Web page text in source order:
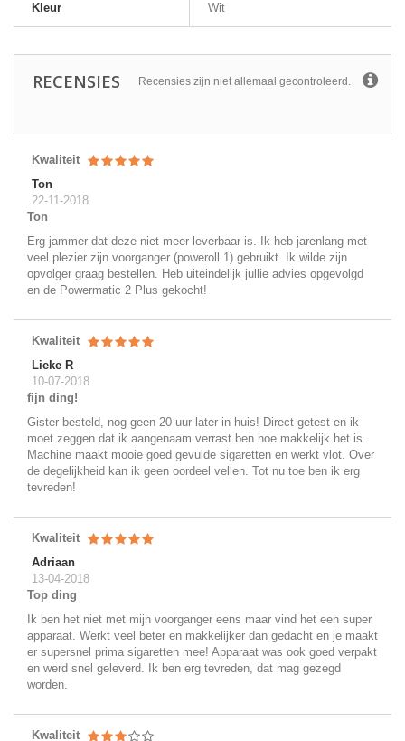
Kleur Wit
RECENSIES Recensies zijn niet allemaal gecontroleerd.
Kwaliteit
Ton
22-11-2018
Ton
Erg jammer dat deze niet meer leverbaar is. Ik heb jarenlang met
veel plezier zijn voorganger (poweroll 1) gebruikt. Ik wilde zijn
opvolger graag bestellen. Heb uiteindelijk jullie advies opgevolgd
en de Powermatic 2 Plus gekocht!
Kwaliteit
Lieke R
10-07-2018
fijn ding!
Gister besteld, nog geen 20 uur later in huis! Direct getest en ik
moet zeggen dat ik aangenaam verrast ben hoe makkelijk het is.
Machine maakt mooie goed gevulde sigaretten en werkt vlot. Over
de degelijkheid kan ik geen oordeel vellen. Tot nu toe ben ik erg
tevreden!
Kwaliteit
Adriaan
13-04-2018
Top ding
Ik ben het niet met mijn voorganger eens maar vind het een super
apparaat. Werkt veel beter en makkelijker dan gedacht en je maakt
er supersnel prima sigaretten mee! Apparaat was ook goed verpakt
en werd snel geleverd. Ik ben erg tevreden, dat mag gezegd
worden.
Kwaliteit